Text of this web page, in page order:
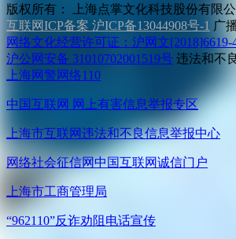
版权所有：
上海点掌文化科技股份有限公
互联网ICP备案 沪ICP备13044908号-1 广
网络文化经营许可证：沪网文[2018]6619-
沪公网安备 31010702001519号 违法和不
上海网警网络110
中国互联网 网上有害信息举报专区
上海市互联网违法和不良信息举报中心
网络社会征信网中国互联网诚信门户
上海市工商管理局
“962110”反诈劝阻电话宣传